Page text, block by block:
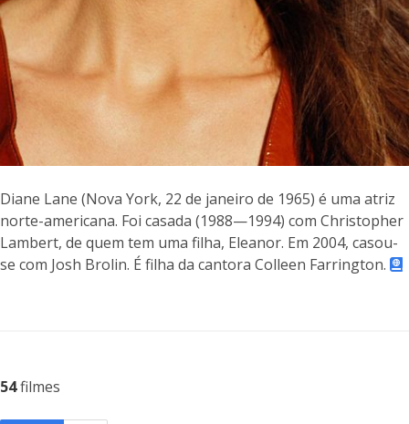
Diane Lane (Nova York, 22 de janeiro de 1965) é uma atriz
norte-americana. Foi casada (1988—1994) com Christopher
Lambert, de quem tem uma filha, Eleanor. Em 2004, casou-
se com Josh Brolin. É filha da cantora Colleen Farrington.
54filmes